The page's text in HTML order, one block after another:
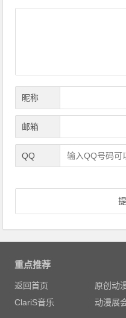
昵称
邮箱
QQ
重点推荐
返回首页 原创动
ClariS音乐
动漫展